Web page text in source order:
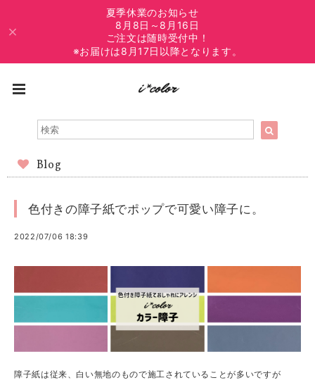
夏季休業のお知らせ
8月8日～8月16日
ご注文は随時受付中！
※お届けは8月17日以降となります。
Blog
色付きの障子紙でポップで可愛い障子に。
2022/07/06 18:39
障子紙は従来、白い無地のもので施工されていることが多いですが